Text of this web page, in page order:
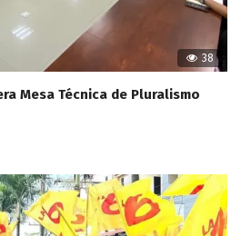
38
Mesa Técnica de Pluralismo